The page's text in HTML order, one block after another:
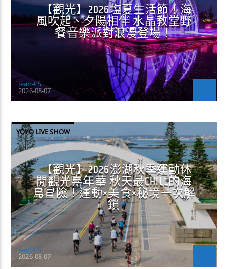
【觀光】2026塩夏生活節！海
風吹起、夕陽相伴 水晶教堂野
餐音樂派對浪漫登場！
Jean-CS
2026-08-07
YOYO LIVE SHOW
【觀光】2026澎湖秋季運動休
閒觀光嘉年華 秋天最CHILL的海
島冒險！運動×美食×秘境一次解
鎖
Jean-CS
2026-08-07